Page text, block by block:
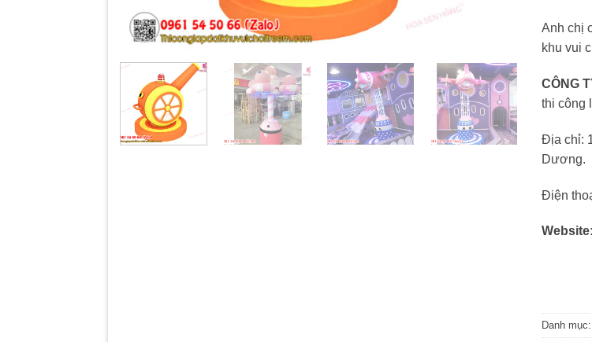
Anh chị
khu vui
CÔNG
thi công
Địa chỉ:
Dương.
Điện
Website:
Danh mục: